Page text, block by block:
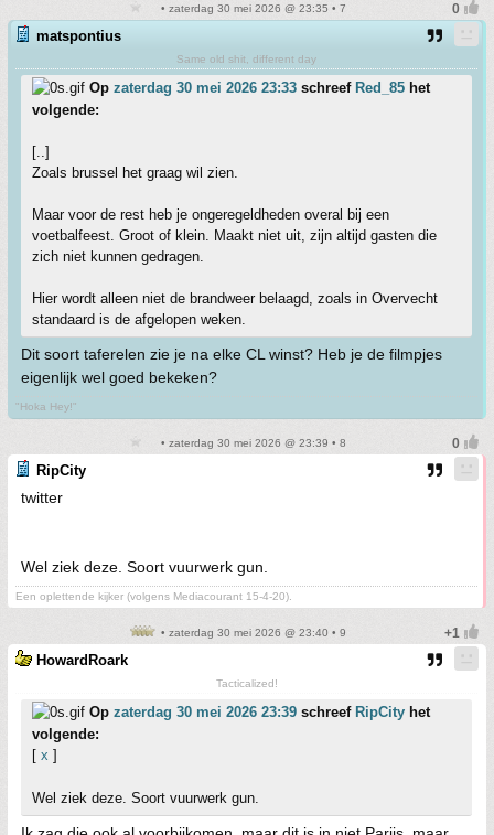
• zaterdag 30 mei 2026 @ 23:35 • 7
matspontius
Same old shit, different day
Op zaterdag 30 mei 2026 23:33 schreef Red_85 het
volgende:
[..]
Zoals brussel het graag wil zien.
Maar voor de rest heb je ongeregeldheden overal bij een
voetbalfeest. Groot of klein. Maakt niet uit, zijn altijd gasten die
zich niet kunnen gedragen.
Hier wordt alleen niet de brandweer belaagd, zoals in Overvecht
standaard is de afgelopen weken.
Dit soort taferelen zie je na elke CL winst? Heb je de filmpjes
eigenlijk wel goed bekeken?
"Hoka Hey!"
• zaterdag 30 mei 2026 @ 23:39 • 8
RipCity
twitter
Wel ziek deze. Soort vuurwerk gun.
Een oplettende kijker (volgens Mediacourant 15-4-20).
• zaterdag 30 mei 2026 @ 23:40 • 9
HowardRoark
Tacticalized!
Op zaterdag 30 mei 2026 23:39 schreef RipCity het
volgende:
[ x ]
Wel ziek deze. Soort vuurwerk gun.